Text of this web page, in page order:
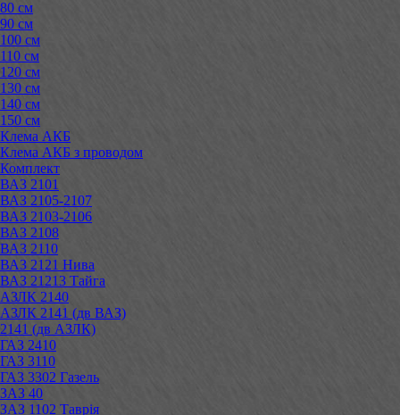
80 см
90 см
100 см
110 см
120 см
130 см
140 см
150 см
Клема АКБ
Клема АКБ з проводом
Комплект
ВАЗ 2101
ВАЗ 2105-2107
ВАЗ 2103-2106
ВАЗ 2108
ВАЗ 2110
ВАЗ 2121 Нива
ВАЗ 21213 Тайга
АЗЛК 2140
АЗЛК 2141 (дв ВАЗ)
2141 (дв АЗЛК)
ГАЗ 2410
ГАЗ 3110
ГАЗ 3302 Газель
ЗАЗ 40
ЗАЗ 1102 Таврія